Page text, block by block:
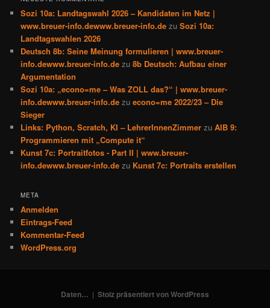
Sozi 10a: Landtagswahl 2026 – Kandidaten im Netz |
www.breuer-info.dewww.breuer-info.de zuSozi 10a:
Landtagswahlen 2026
Deutsch 8b: Seine Meinung formulieren | www.breuer-
info.dewww.breuer-info.de zu8b Deutsch: Aufbau einer
Argumentation
Sozi 10a: „econo=me – Was ZOLL das?“ | www.breuer-
info.dewww.breuer-info.de zuecono=me 2022/23 – Die
Sieger
Links: Python, Scratch, KI – LehrerInnenZimmer zuAIB 9:
Programmieren mit „Compute it“
Kunst 7c: Portraitfotos - Part II | www.breuer-
info.dewww.breuer-info.de zu Kunst 7c: Portraits erstellen
META
Anmelden
Eintrags-Feed
Kommentar-Feed
WordPress.org
Daten… Stolz präsentiert von WordPress